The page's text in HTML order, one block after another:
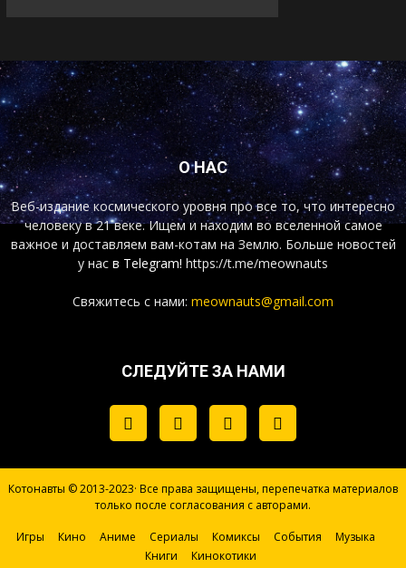
О НАС
Веб-издание космического уровня про все то, что интересно
человеку в 21 веке. Ищем и находим во вселенной самое
важное и доставляем вам-котам на Землю. Больше новостей
у нас в Telegram! https://t.me/meownauts
Свяжитесь с нами: meownauts@gmail.com
СЛЕДУЙТЕ ЗА НАМИ
Котонавты © 2013-2023· Все права защищены, перепечатка материалов
только после согласования с авторами.
Игры Кино Аниме Сериалы Комиксы События
Музыка
Книги
Кинокотики